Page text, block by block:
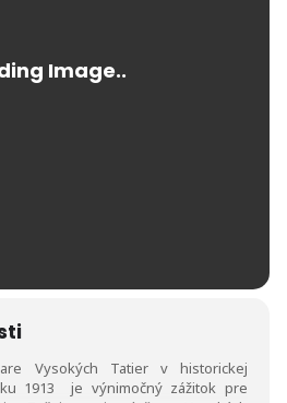
Vysokých Tatier v historickej
1913 je výnimočný zážitok pre